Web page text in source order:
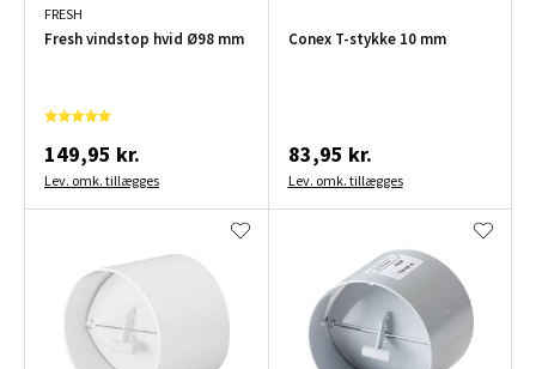
FRESH
Fresh vindstop hvid Ø98 mm
149,95 kr.
Lev. omk. tillægges
Conex T-stykke 10 mm
83,95 kr.
Lev. omk. tillægges